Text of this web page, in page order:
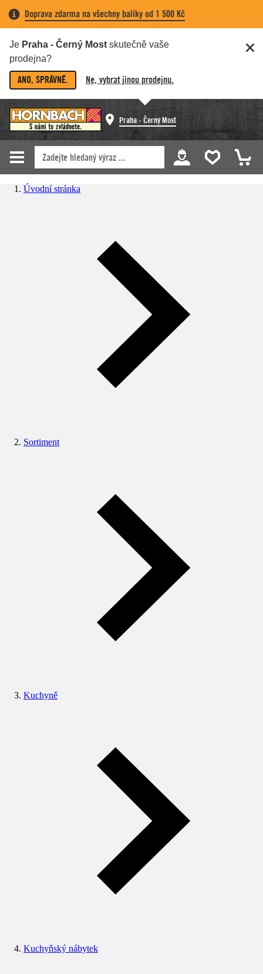
Doprava zdarma na všechny balíky od 1 500 Kč
Je Praha - Černý Most skutečně vaše
prodejna?
ANO, SPRÁVNĚ. Ne, vybrat jinou prodejnu.
Praha - Černý Most
Úvodní stránka
Sortiment
Kuchyně
Kuchyňský nábytek